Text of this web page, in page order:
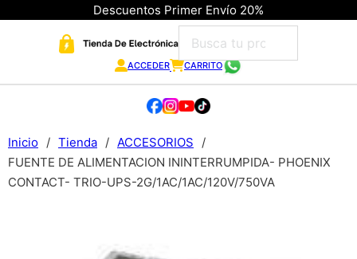
Descuentos Primer Envío 20%
ACCEDER CARRITO
Inicio / Tienda / ACCESORIOS
/
FUENTE DE ALIMENTACION ININTERRUMPIDA- PHOENIX
CONTACT- TRIO-UPS-2G/1AC/1AC/120V/750VA